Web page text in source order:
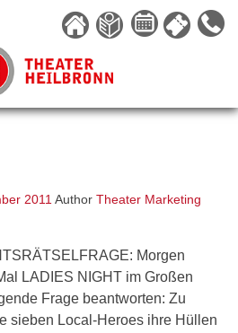
2011 Author Theater Marketing
Morgen
LADIES NIGHT im Großen
Frage beantworten: Zu
sieben Local-Heroes ihre Hüllen